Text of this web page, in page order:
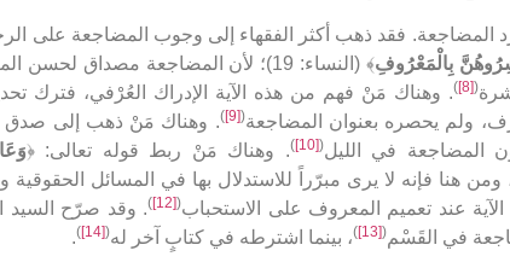
المضاجعة. فقد ذهب أكثر الفقهاء إلى وجوب المضاجعة على
بِالْمَعْرُوفِ
﴾ (النساء: 19)؛ لأن المضاجعة مصداق
(
[8]
). وهناك مَنْ فهم من هذه الآية الإدراك العُرْفي، فترك
ولم يحصره بعنوان المضاجعة(
[9]
). وهناك مَنْ ذهب إلى صدق
المضاجعة في الليل(
[10]
). وهناك مَنْ ربط قوله تعالى: ﴿
ومن هنا فإنه لا يرى مبرّراً للاستدلال بها في المسائل الحقوقية
عند تعميم المعروف على الاستحباب(
[12]
). وقد صرّح السيد
في القَسْم(
[13]
)، بينما اشترطه في كتابٍ آخر له(
[14]
)
.